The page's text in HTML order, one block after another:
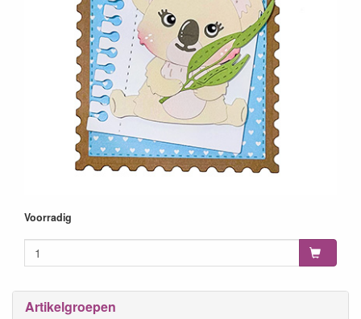
Artikelgroepen
Voorradig